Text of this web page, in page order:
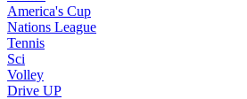
America's Cup
Nations League
Tennis
Sci
Volley
Drive UP